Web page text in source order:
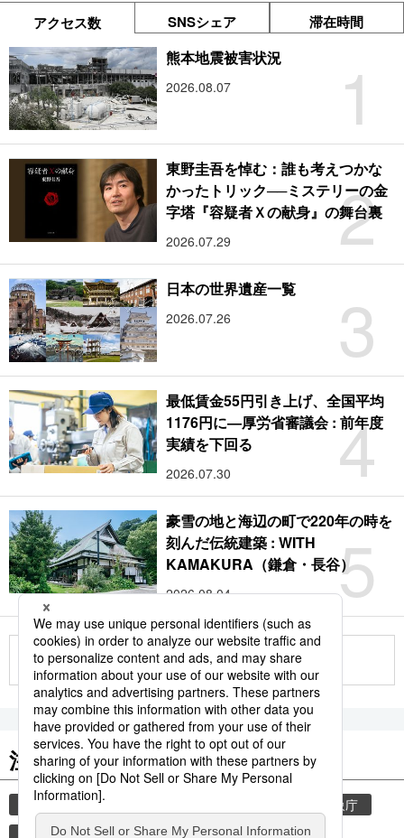
アクセス数 SNSシェア 滞在時間
1
熊本地震被害状況
2026.08.07
2
東野圭吾を悼む：誰も考えつかな
かったトリック──ミステリーの金
字塔『容疑者Ｘの献身』の舞台裏
2026.07.29
3
日本の世界遺産一覧
2026.07.26
4
最低賃金55円引き上げ、全国平均
1176円に―厚労省審議会 : 前年度
実績を下回る
2026.07.30
5
豪雪の地と海辺の町で220年の時を
刻んだ伝統建築 : WITH
KAMAKURA（鎌倉・長谷）
2026.08.04
もっと見る
注目のキーワード
共同通信ニュース
気象庁